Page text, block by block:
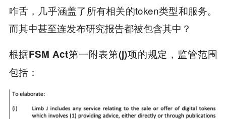
咋舌，几乎涵盖了所有相关的token类型和服务。
而其中甚至连发布研究报告都被包含其中？
根据FSM Act第一附表第(j)项的规定，监管范围
包括：